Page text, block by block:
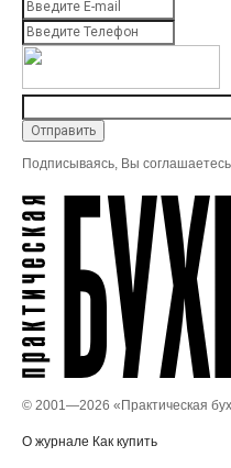
Подписываясь, Вы
© 2001—2026 «Практическая
О журнале Как купить